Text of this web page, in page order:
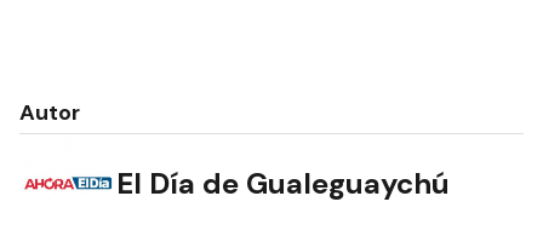
Autor
El Día de Gualeguaychú